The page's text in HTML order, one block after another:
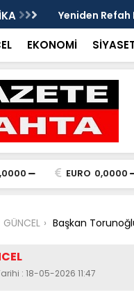
veriyor
Yeniden Refah
ders olsun'
EKONOMİ
EURO 0,0000
GÜNCEL Başkan
: 18-05-2026 11:47